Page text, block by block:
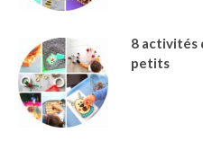
8 activités
petits